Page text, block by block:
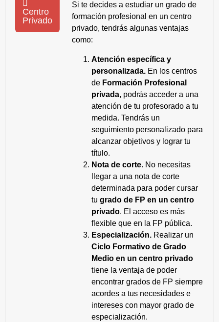
Centro
Privado
Si te decides a estudiar un grado de
formación profesional en un centro
privado, tendrás algunas ventajas
como:
Atención específica y
personalizada. En los centros
de Formación Profesional
privada, podrás acceder a una
atención de tu profesorado a tu
medida. Tendrás un
seguimiento personalizado para
alcanzar objetivos y lograr tu
título.
Nota de corte. No necesitas
llegar a una nota de corte
determinada para poder cursar
tu grado de FP en un centro
privado. El acceso es más
flexible que en la FP pública.
Especialización. Realizar un
Ciclo Formativo de Grado
Medio en un centro privado
tiene la ventaja de poder
encontrar grados de FP siempre
acordes a tus necesidades e
intereses con mayor grado de
especialización.